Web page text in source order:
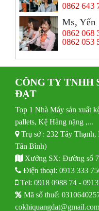
0862 643
Ms, Yến
0862 068
0862 053
CÔNG TY TNHH
ĐẠT
Top 1 Nhà Máy sản xuất
pallets, Kệ Hàng nặng ,...
Trụ sở : 232 Tây
Tân Bình)
Xưởng SX: Đường số
Điện thoại:0913 333
Tel:0918 0988 74 -
Mã số thuế:
cokhiquangdat@gmail.com